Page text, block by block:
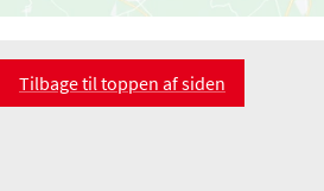
Tilbage til toppen af siden